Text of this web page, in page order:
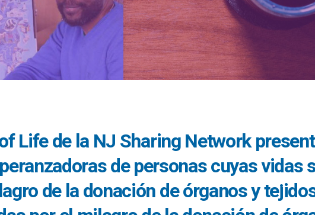
Life de la NJ Sharing Network
de personas cuyas vidas
de la donación de órganos y